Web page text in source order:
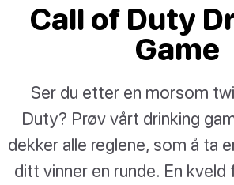
Call of Duty
Game
Ser du etter en morsom
Duty? Prøv vårt drinking
dekker alle reglene, som å ta
ditt vinner en runde. En kveld